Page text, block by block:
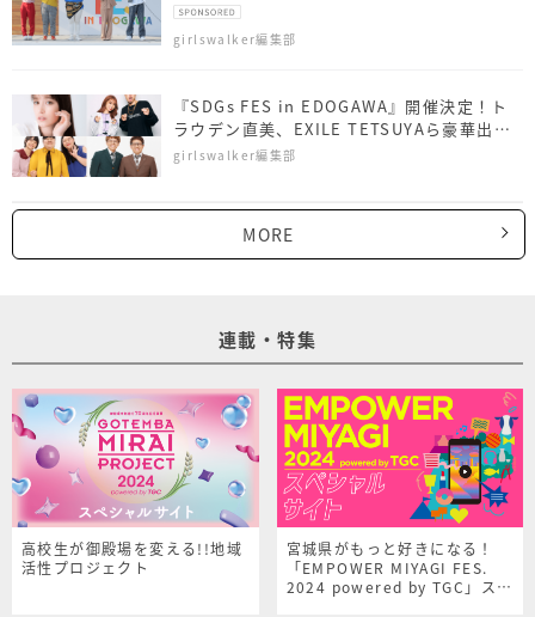
girlswalker編集部
『SDGs FES in EDOGAWA』開催決定！ト
ラウデン直美、EXILE TETSUYAら豪華出演
者を発表
girlswalker編集部
MORE
連載・特集
高校生が御殿場を変える!!地域
活性プロジェクト
宮城県がもっと好きになる！
「EMPOWER MIYAGI FES.
2024 powered by TGC」スペ